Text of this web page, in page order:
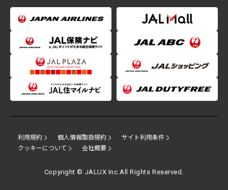
利用規約 個人情報取扱規約
サイト利用条件
クッキーについて
会社概要
Copyright © JALUX Inc.All Rights Reserved.